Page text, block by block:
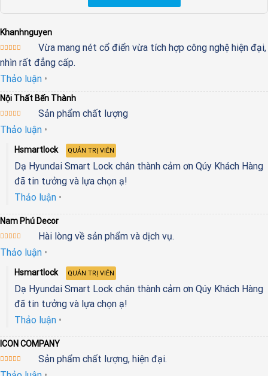
Khanhnguyen
Được xếp
hạng5 5
Vừa mang nét cổ điển vừa tích hợp công nghệ hiện đại,
nhìn rất đẳng cấp.
Thảo luận •
Nội Thất Bến Thành
hạng55
Sản phẩm chất lượng
Thảo luận •
Hsmartlock QUẢN TRỊ VIÊN
Dạ Hyundai Smart Lock chân thành cảm ơn Qúy Khách Hàng
đã tin tưởng và lựa chọn ạ!
Thảo luận •
Nam Phú Decor
hạng55
Hài lòng về sản phẩm và dịch vụ.
Thảo luận •
Hsmartlock QUẢN TRỊ VIÊN
Dạ Hyundai Smart Lock chân thành cảm ơn Qúy Khách Hàng
đã tin tưởng và lựa chọn ạ!
Thảo luận •
ICON COMPANY
Sản phẩm chất lượng, hiện đại.